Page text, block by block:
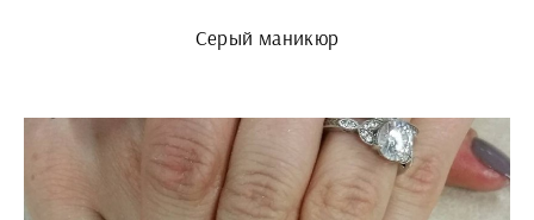
Серый маникюр